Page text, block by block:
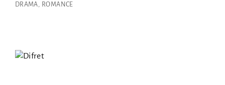
DRAMA ROMANCE